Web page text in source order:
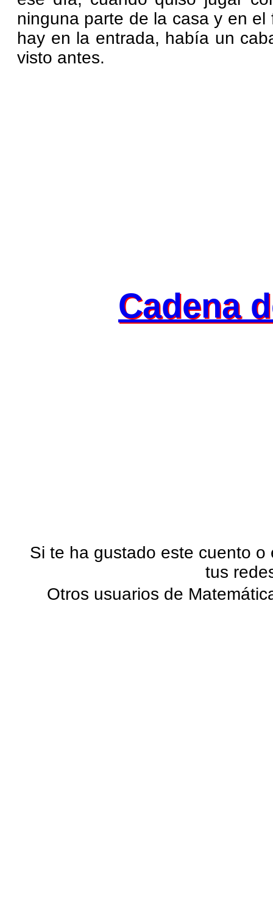
ninguna parte de la casa y en
hay en la entrada, había un
visto antes.
Cadena
Si te ha gustado este cuento
tus
Otros usuarios de